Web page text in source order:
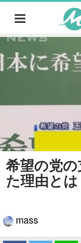
希望の党
た理由とは
mass